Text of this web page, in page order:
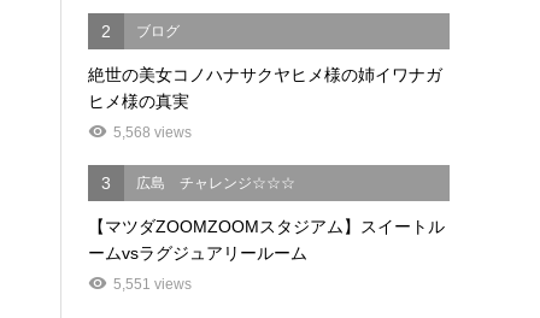
2 ブログ
絶世の美女コノハナサクヤヒメ様の姉イワナガ
ヒメ様の真実
5,568 views
3 広島 チャレンジ☆☆☆
【マツダZOOMZOOMスタジアム】スイートル
ームvsラグジュアリールーム
5,551 views